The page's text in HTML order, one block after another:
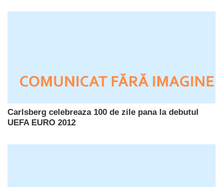
Carlsberg celebreaza 100 de zile pana la debutul
UEFA EURO 2012